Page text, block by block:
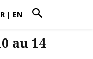
| EN
au 14